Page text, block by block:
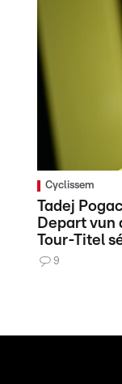
Cyclissem
Tadej
Depart vun
Tour-Titel
9